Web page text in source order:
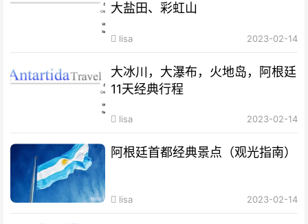
大盐田、彩虹山
lisa 2023-02-14
大冰川，大瀑布，火地岛，阿根廷
11天经典行程
lisa 2023-02-14
阿根廷首都经典景点（观光指南）
lisa 2023-02-14